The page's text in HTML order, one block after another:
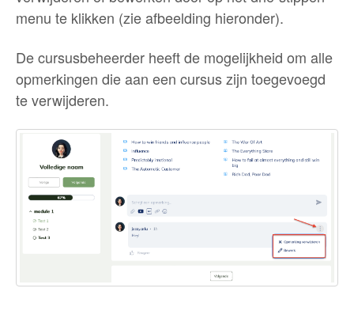
menu te klikken (zie afbeelding hieronder).
De cursusbeheerder heeft de mogelijkheid om alle
opmerkingen die aan een cursus zijn toegevoegd
te verwijderen.